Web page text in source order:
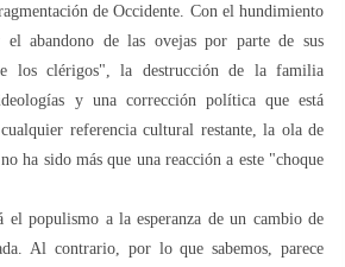
de Occidente. Con el hundimiento
abandono de las ovejas por parte de sus
los clérigos", la destrucción de la familia
y una corrección política que está
referencia cultural restante, la ola de
ha sido más que una reacción a este "choque
el populismo a la esperanza de un cambio de
Al contrario, por lo que sabemos, parece